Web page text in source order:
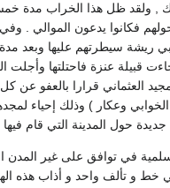
, ولقد ظل هذا الخراب مدة
حولهم فكانوا يدعون الموالي
ريشة سيطرتهم عليها وبعد
العثماني قرارا بالعفو
وعكار ) وذلك إحياء
حول المدينة التي قام فيها
في توافق على غير المدن
خط و تألف واحد و أذاب هذه